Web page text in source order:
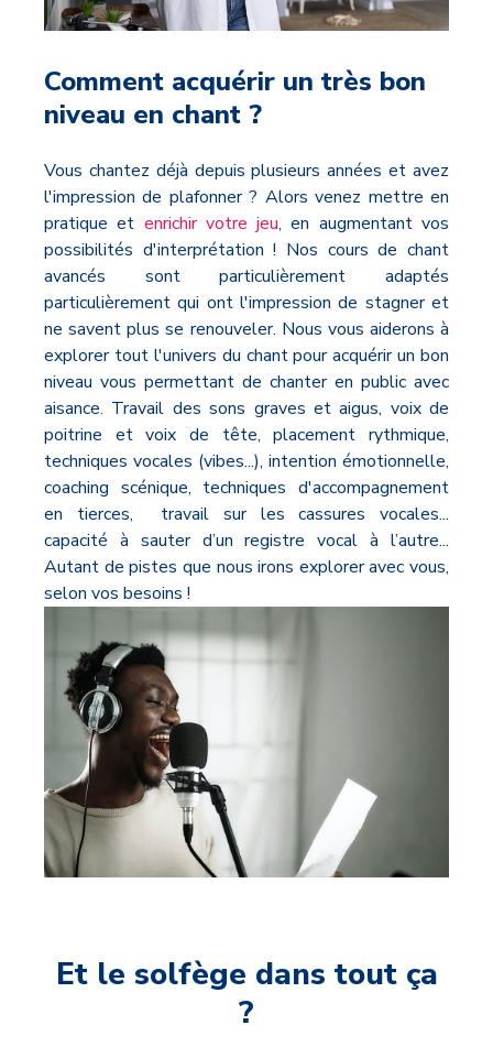
Comment acquérir un très bon
niveau en chant ?
Vous chantez déjà depuis plusieurs années et avez
l'impression de plafonner ? Alors venez mettre en
pratique et enrichir votre jeu, en augmentant vos
possibilités d'interprétation ! Nos cours de chant
avancés sont particulièrement adaptés
particulièrement qui ont l'impression de stagner et
ne savent plus se renouveler. Nous vous aiderons à
explorer tout l'univers du chant pour acquérir un bon
niveau vous permettant de chanter en public avec
aisance. Travail des sons graves et aigus, voix de
poitrine et voix de tête, placement rythmique,
techniques vocales (vibes...), intention émotionnelle,
coaching scénique, techniques d'accompagnement
en tierces, travail sur les cassures vocales...
capacité à sauter d’un registre vocal à l’autre...
Autant de pistes que nous irons explorer avec vous,
selon vos besoins !
Et le solfège dans tout ça
?